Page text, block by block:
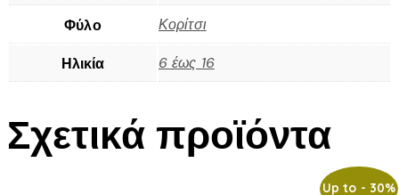
Φύλο Κορίτσι
Ηλικία 6 έως 16
Σχετικά προϊόντα
Up to - 30%